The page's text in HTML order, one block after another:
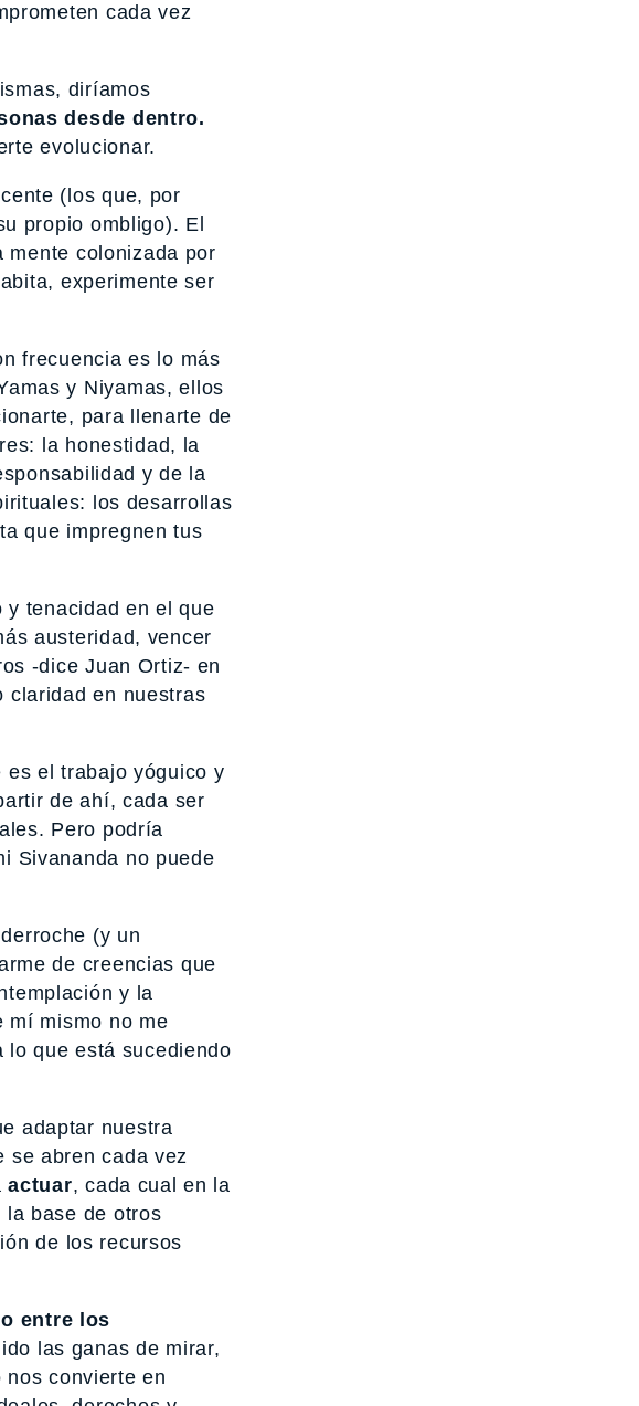
cada vez
diríamos
desde dentro.
evolucionar.
(los que, por
propio ombligo). El
colonizada por
experimente ser
frecuencia es lo más
y Niyamas, ellos
para llenarte de
la honestidad, la
y de la
los desarrollas
que impregnen tus
y tenacidad en el que
austeridad, vencer
-dice Juan Ortiz­-­ en
claridad en nuestras
es el trabajo yóguico y
de ahí, cada ser
Pero podría
Sivananda no puede
(y un
de creencias que
y la
mí mismo no me
que está sucediendo
adaptar nuestra
se abren cada vez
actuar, cada cual en la
la base de otros
de los recursos
entre los
las ganas de mirar,
convierte en